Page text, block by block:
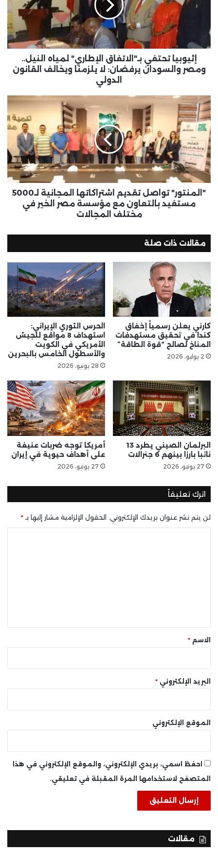
إثيوبيا تحتفي بـ"الاتفاق الإطاري" لمياه النيل..
ومصر والسودان يرفضان: لا يلزمنا ويخالف القانون
الدولي
"المنتور" تواصل تقديم اشتراكاتها المجانية لـ5000
مستفيد بالتعاون مع مؤسسة مصر الخير في
مختلف المجالات
مقالات ذات صلة
كارني يعلن رسمياً إخفاق
كندا في تحقيق مستهدفات
المناخ لصالح “قوة الطاقة”
2 يوليو، 2026
الحرس الثوري الإيراني:
استهداف 8 مواقع للجيش
الأمريكي في الكويت
والأسطول الخامس بالبحرين
28 يونيو، 2026
البرلمان الصيني يطرد 13
نائبا بارزا بينهم 6 جنرالات
27 يونيو، 2026
أمريكا توجه ضربات عنيفة
على أهداف حيوية في إيران
27 يونيو، 2026
اترك تعليقاً
لن يتم نشر عنوان بريدك الإلكتروني. الحقول الإلزامية مشار إليها بـ *
*الاسم *
البريد الإلكتروني *
الموقع الإلكتروني
احفظ اسمي، بريدي الإلكتروني، والموقع الإلكتروني في هذا
المتصفح لاستخدامها المرة المقبلة في تعليقي.
مقالات